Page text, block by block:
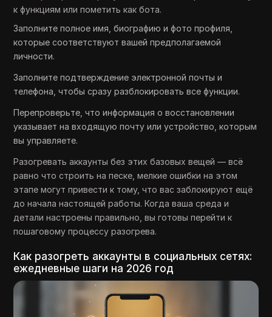
к функциям или пометить как бота.
Заполните полное имя, биографию и фото профиля,
которые соответствуют вашей предполагаемой
личности.
Заполните подтверждение электронной почты и
телефона, чтобы сразу разблокировать все функции.
Перепроверьте, что информация о восстановлении
указывает на входящую почту или устройство, которым
вы управляете.
Разогревать аккаунты без этих базовых вещей — всё
равно что строить на песке, мелкие ошибки на этом
этапе могут привести к тому, что вас заблокируют ещё
до начала настоящей работы. Когда ваша среда и
детали настроены правильно, вы готовы перейти к
пошаговому процессу разогрева.
Как разогреть аккаунты в социальных сетях:
ежедневные шаги на 2026 год